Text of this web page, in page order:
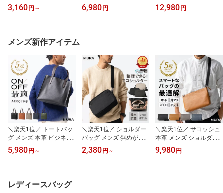
小さめ 2way ショルダー
斜めがけ 肩掛け ミニト
ドバッグ きれいめ カジ
ュアル 大人 おしゃれ ポ
ケット付 シンプル 通勤
旅行 お出かけ ギフト プ
レゼント 母の日 MURA
3,160 円 ～
水 A4 PC収納 バックパ
ック マザーズバッグ マ
ジュアル 大人 黒 通勤 通
学 20代 30代 40代 50代
誕生日 ギフト プレゼン
ト MURA
6,980 円
牛本革 ショルダーバッグ
レディース シュリンクレ
ンプル 無地 おしゃれ か
わいい ポシェット ギフ
ト プレゼント MURA
12,980 円
メンズ新作アイテム
＼楽天1位／ トートバッ
グ メンズ 本革 ビジネス
バッグ A4 大容量 軽量 P
C収納 肩掛け 大きめ カ
れいめ シンプル ブラッ
ク キャメル グレー ネイ
5,980 円 ～
＼楽天1位／ ショルダー
バッグ メンズ 斜めがけ
サコッシュ ボディバッグ
メッセンジャーバッグ 軽
2,380 円 ～
＼楽天1位／ サコッシュ
本革 メンズ ショルダー
バッグ ボディバッグ 肩
掛け 斜めがけ 小さめ 軽
9,980 円
レディースバッグ